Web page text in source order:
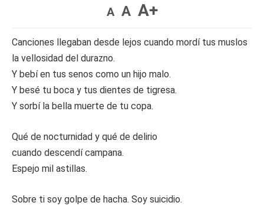
A A A+
Canciones llegaban desde lejos cuando mordí tus muslos
la vellosidad del durazno.
Y bebí en tus senos como un hijo malo.
Y besé tu boca y tus dientes de tigresa.
Y sorbí la bella muerte de tu copa.
Qué de nocturnidad y qué de delirio
cuando descendí campana.
Espejo mil astillas.
Sobre ti soy golpe de hacha. Soy suicidio.